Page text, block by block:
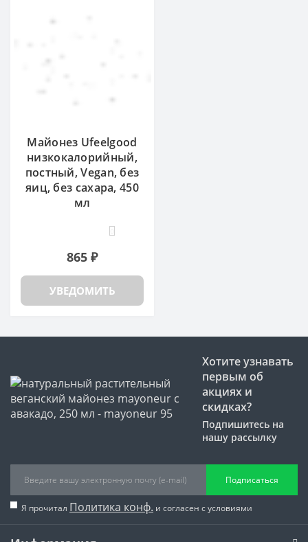
Майонез Ufeelgood
низкокалорийный,
постный, Vegan, без
яиц, без сахара, 450
мл
865 ₽
УВЕДОМИТЬ
Хотите узнавать
первым об
акциях и
скидках?
Подпишитесь на
нашу рассылку
Подписаться
Я прочитал Политика конф. и согласен с условиями